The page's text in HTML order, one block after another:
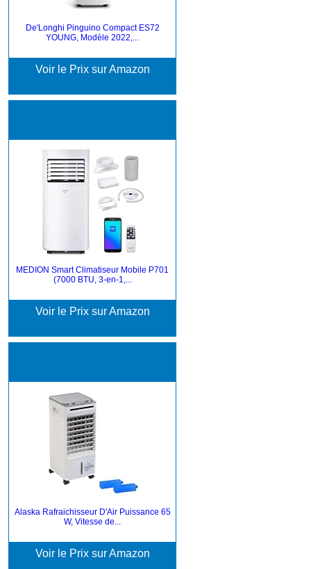
De'Longhi Pinguino Compact ES72
YOUNG, Modèle 2022,...
Voir le Prix sur Amazon
MEDION Smart Climatiseur Mobile P701
(7000 BTU, 3-en-1,...
Voir le Prix sur Amazon
Alaska Rafraichisseur D'Air Puissance 65
W, Vitesse de...
Voir le Prix sur Amazon